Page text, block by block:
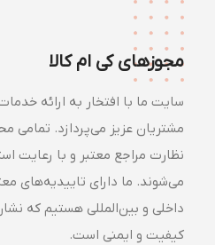
مجوزهای کی ام کالا
سایت ما با افتخار به ارائه خدمات
مشتریان عزیز می‌پردازد. تمامی
نظارت مراجع معتبر و با رعایت
می‌شوند. ما دارای تاییدیه‌های معتبر
داخلی و بین‌المللی هستیم که
کیفیت و ایمنی است.